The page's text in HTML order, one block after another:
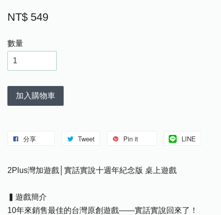
NT$ 549
數量
加入購物車
分享 Tweet Pin it LINE
2Plus灣加遊戲│實話實說十週年紀念版 桌上遊戲
▍遊戲簡介
10年來銷售最佳的台灣原創遊戲——實話實說回來了！